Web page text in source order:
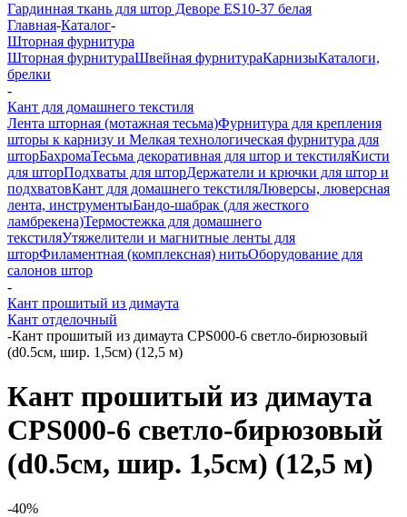
Гардинная ткань для штор Деворе ES10-37 белая
Главная-Каталог-
Шторная фурнитура
Шторная фурнитураШвейная фурнитураКарнизыКаталоги,
брелки
-
Кант для домашнего текстиля
Лента шторная (мотажная тесьма)Фурнитура для крепления
шторы к карнизу и Мелкая технологическая фурнитура для
шторБахромаТесьма декоративная для штор и текстиляКисти
для шторПодхваты для шторДержатели и крючки для штор и
подхватовКант для домашнего текстиляЛюверсы, люверсная
лента, инструментыБандо-шабрак (для жесткого
ламбрекена)Термостежка для домашнего
текстиляУтяжелители и магнитные ленты для
шторФиламентная (комплексная) нитьОборудование для
салонов штор
-
Кант прошитый из димаута
Кант отделочный
-Кант прошитый из димаута CPS000-6 светло-бирюзовый
(d0.5см, шир. 1,5см) (12,5 м)
Кант прошитый из димаута
CPS000-6 светло-бирюзовый
(d0.5см, шир. 1,5см) (12,5 м)
-40%